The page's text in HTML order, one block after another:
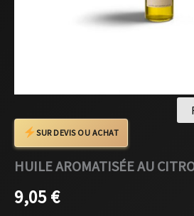
SUR DEVIS OU ACHAT
HUILE AROMATISÉE AU
9,05€